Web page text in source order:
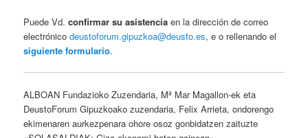
Puede Vd.confirmar su asistencia en la dirección de correo
electrónicodeustoforum.gipuzkoa@deusto.es, e o rellenando el
siguiente formulario.
ALBOAN Fundazioko Zuzendaria, Mª Mar Magallon-ek eta
DeustoForum Gipuzkoako zuzendaria, Felix Arrieta, ondorengo
ekimenaren aurkezpenara ohore osoz gonbidatzen zaituzte